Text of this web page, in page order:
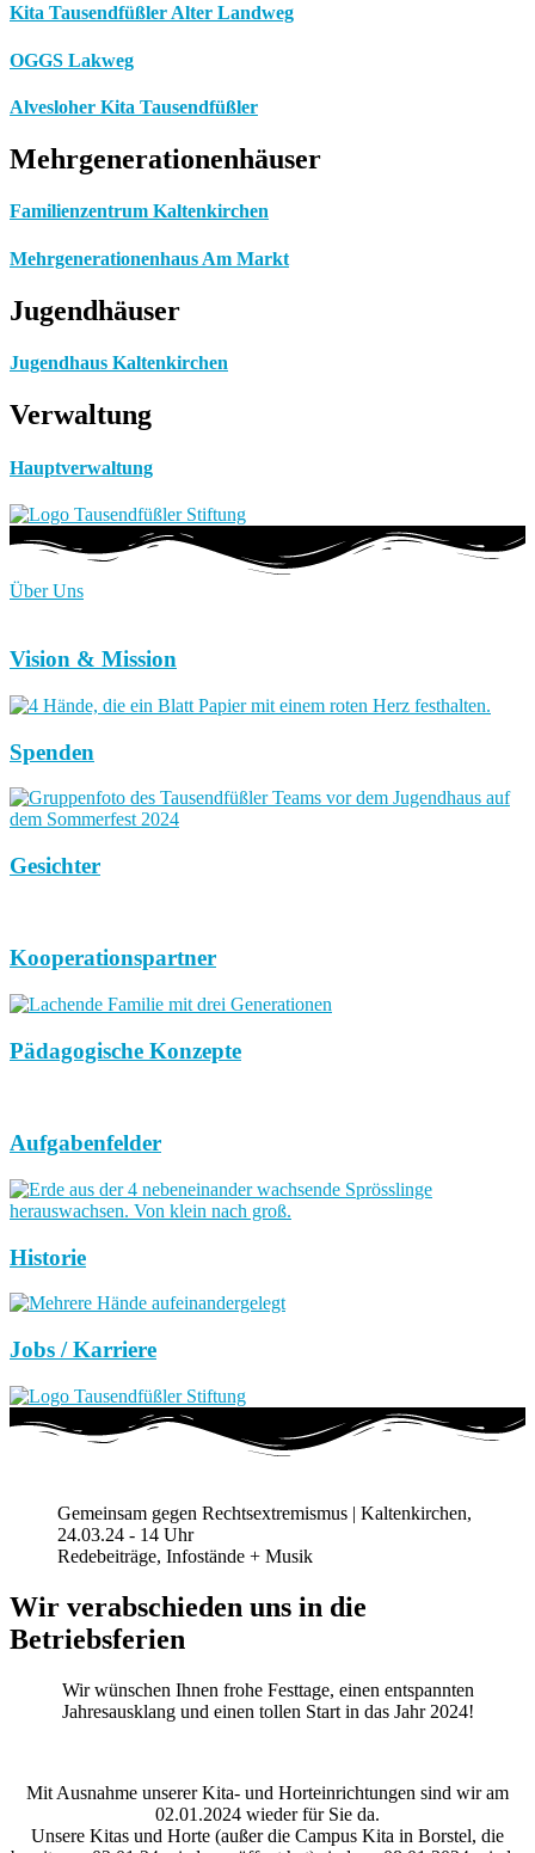
Kita Tausendfüßler Alter Landweg
OGGS Lakweg
Alvesloher Kita Tausendfüßler
Mehrgenerationenhäuser
Familienzentrum Kaltenkirchen
Mehrgenerationenhaus Am Markt
Jugendhäuser
Jugendhaus Kaltenkirchen
Verwaltung
Hauptverwaltung
Über Uns
Vision & Mission
Spenden
Gesichter
Kooperationspartner
Pädagogische Konzepte
Aufgabenfelder
Historie
Jobs / Karriere
Gemeinsam gegen Rechtsextremismus | Kaltenkirchen,
24.03.24 - 14 Uhr
Redebeiträge, Infostände + Musik
Wir verabschieden uns in die
Betriebsferien
Wir wünschen Ihnen frohe Festtage, einen entspannten
Jahresausklang und einen tollen Start in das Jahr 2024!
Mit Ausnahme unserer Kita- und Horteinrichtungen sind wir am
02.01.2024 wieder für Sie da.
Unsere Kitas und Horte (außer die Campus Kita in Borstel, die